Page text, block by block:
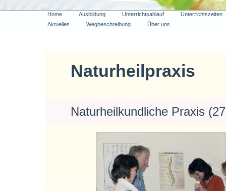
Home Ausbildung Unterrichtsablauf
Unterrichtszeiten
Aktuelles
Wegbeschreibung Über uns
Naturheilpraxis
Naturheilkundliche Praxis